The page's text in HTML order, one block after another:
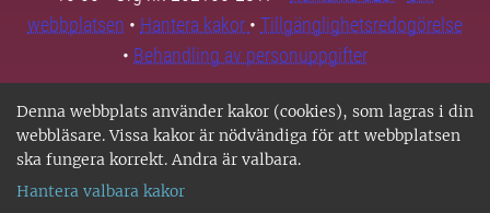
Denna webbplats använder kakor (cookies), som lagras i din
webbläsare. Vissa kakor är nödvändiga för att webbplatsen
ska fungera korrekt. Andra är valbara.
Hantera valbara kakor
webbplatsen • Hantera kakor • Tillgänglighetsredogörelse
• Behandling av personuppgifter